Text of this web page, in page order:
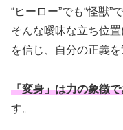
“ヒーロー”でも“怪獣
そんな曖昧な立ち位
を信じ、自分の正義を
「変身」は力の象徴
す。